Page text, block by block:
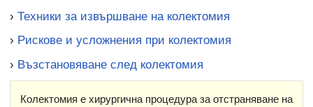
› Техники за извършване на колектомия
› Рискове и усложнения при колектомия
› Възстановяване след колектомия
Колектомия е хирургична процедура за отстраняване на